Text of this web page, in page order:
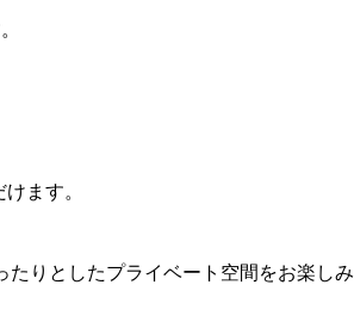
ます。
りとしたプライベート空間をお楽しみ